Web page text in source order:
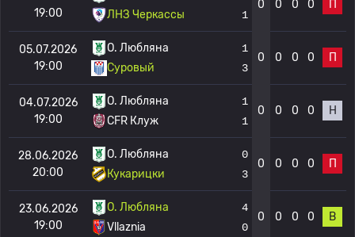
19:00
ЛНЗ Черкассы
1
0 0 0 0 П
05.07.2026
19:00
О. Любляна
Суровый
1
3
0 0 0 0 П
04.07.2026
19:00
О. Любляна
CFR Клуж
1
1
0 0 0 0 Н
28.06.2026
20:00
О. Любляна
Кукарицки
0
3
0 0 0 0 П
23.06.2026
19:00
О. Любляна
Vllaznia
4
0
0 0 0 0 В